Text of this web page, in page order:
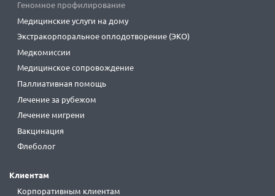
Геномное профилирование
Медицинские услуги на дому
Экстракорпоральное оплодотворение (ЭКО)
Медкомиссии
Медицинское сопровождение
Паллиативная помощь
Лечение за рубежом
Лечение мигрени
Вакцинация
Флеболог
Клиентам
Корпоративным клиентам